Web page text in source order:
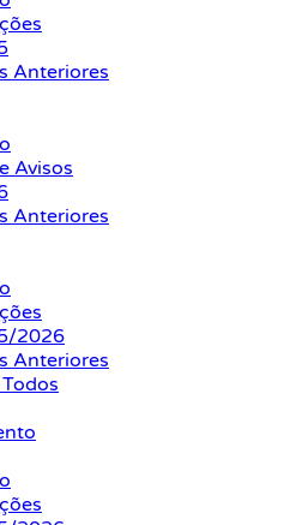
Anteriores
Avisos
Anteriores
2026
Anteriores